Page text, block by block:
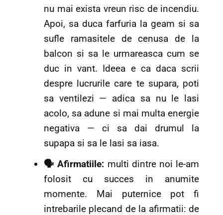
nu mai exista vreun risc de incendiu.
Apoi, sa duca farfuria la geam si sa
sufle ramasitele de cenusa de la
balcon si sa le urmareasca cum se
duc in vant. Ideea e ca daca scrii
despre lucrurile care te supara, poti
sa ventilezi — adica sa nu le lasi
acolo, sa adune si mai multa energie
negativa — ci sa dai drumul la
supapa si sa le lasi sa iasa.
🗣️ Afirmatiile: multi dintre noi le-am
folosit cu succes in anumite
momente. Mai puternice pot fi
intrebarile plecand de la afirmatii: de